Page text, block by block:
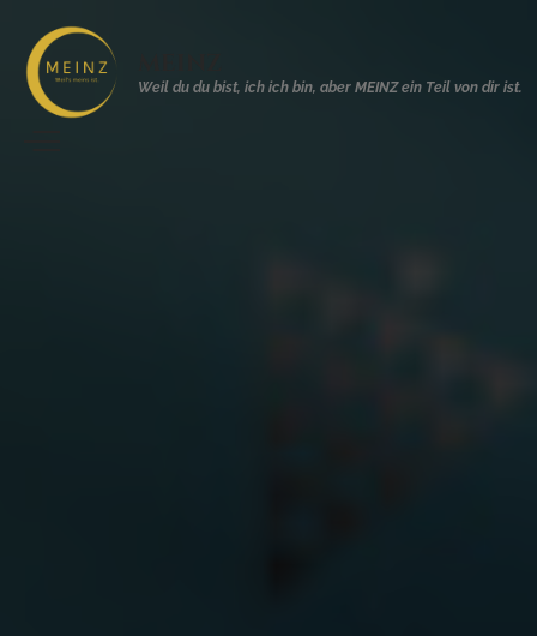
Weil du du bist, ich ich bin, aber MEINZ ein Teil von dir ist.